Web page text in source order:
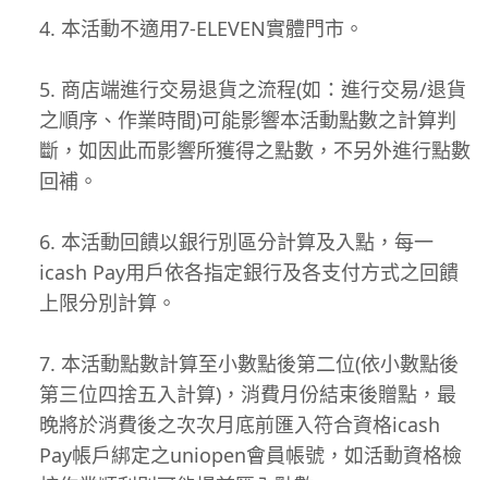
本活動不適用7-ELEVEN實體門市。
商店端進行交易退貨之流程(如：進行交易/退貨
之順序、作業時間)可能影響本活動點數之計算判
斷，如因此而影響所獲得之點數，不另外進行點數
回補。
本活動回饋以銀行別區分計算及入點，每一
icash Pay用戶依各指定銀行及各支付方式之回饋
上限分別計算。
本活動點數計算至小數點後第二位(依小數點後
第三位四捨五入計算)，消費月份結束後贈點，最
晚將於消費後之次次月底前匯入符合資格icash
Pay帳戶綁定之uniopen會員帳號，如活動資格檢